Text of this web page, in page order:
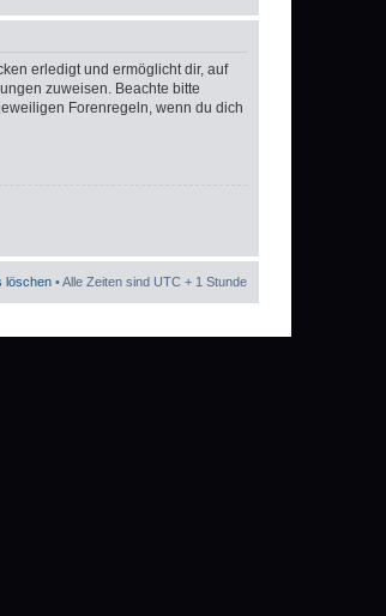
erledigt und ermöglicht dir, auf
zuweisen. Beachte bitte
Forenregeln, wenn du dich
löschen • Alle Zeiten sind UTC + 1 Stunde